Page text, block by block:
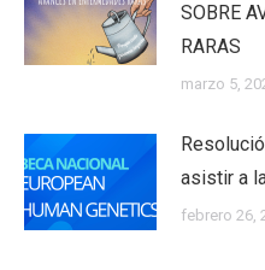
SOBRE
RARAS
marzo 5,
asistir a
febrero 26,